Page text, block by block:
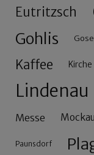
Eutritzsch
Gohlis Gose
Kaffee Kirche
Lindenau
Messe Mockau
Paunsdorf